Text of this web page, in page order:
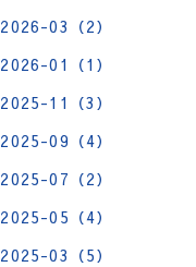
2026-03（2）
2026-01（1）
2025-11（3）
2025-09（4）
2025-07（2）
2025-05（4）
2025-03（5）